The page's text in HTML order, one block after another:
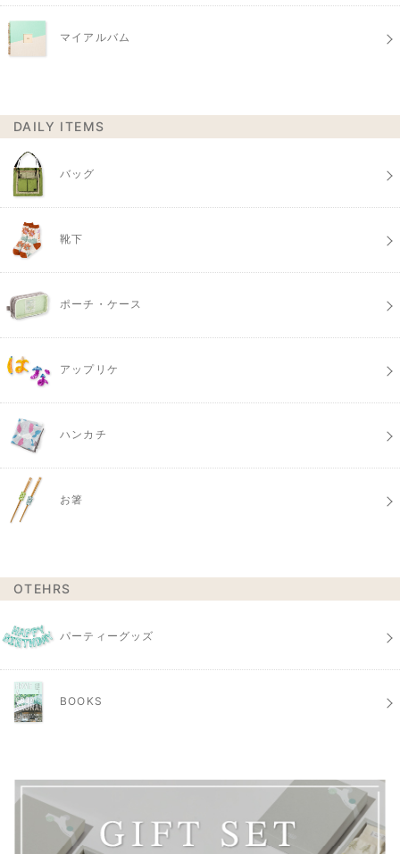
マイアルバム
DAILY ITEMS
バッグ
靴下
ポーチ・ケース
アップリケ
ハンカチ
お箸
OTEHRS
パーティーグッズ
BOOKS